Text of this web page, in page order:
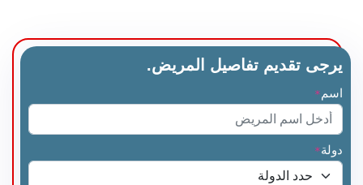
يرجى تقديم تفاصيل المريض.
اسم *
دولة*